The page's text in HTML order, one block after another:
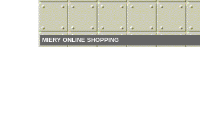
MIERY ONLINE SHOPPING